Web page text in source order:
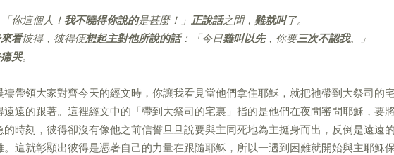
你這個人！ 我不曉得你說的是甚麼！」 正說話之間， 雞就叫了。
看彼得，彼得便想起主對他所說的話：「今日雞叫以先，你要三次不認我。」
哭。
禱帶領大家對齊今天的經文時，你讓我看見當他們拿住耶穌，就把祂帶到大祭司的
遠遠的跟著。這裡經文中的「帶到大祭司的宅裏」指的是他們在夜間審問耶穌，要
時刻，彼得卻沒有像他之前信誓旦旦說要與主同死地為主挺身而出，反倒是遠遠
。這就彰顯出彼得是憑著自己的力量在跟隨耶穌，所以一遇到困難就開始與主耶穌